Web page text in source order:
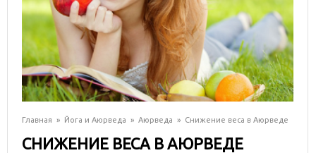
Главная » Йога и Аюрведа » Аюрведа » Снижение веса в Аюрведе
СНИЖЕНИЕ ВЕСА В АЮРВЕДЕ